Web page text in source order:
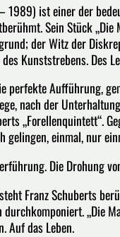
1989) ist einer der
Sein Stück
der Witz der
Kunststrebens. Des
perfekte Aufführung,
nach der
„Forellenquintett“.
gelingen, einmal, nur
Die Drohung
Franz Schuberts
„Die
Auf das Leben.